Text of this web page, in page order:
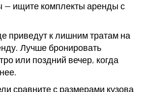
— ищите комплекты аренды с
приведут к лишним тратам на
Лучше бронировать
или поздний вечер, когда
сравните с размерами кузова